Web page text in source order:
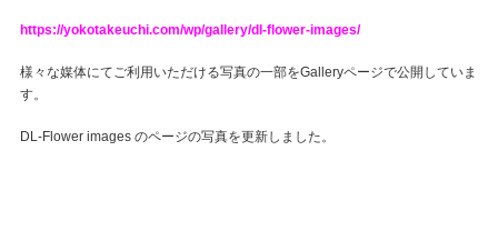
ABOUT
FLICKR
CONTACT
ONLINE STORE
https://yokotakeuchi.com/wp/gallery/dl-flower-images/
様々な媒体にてご利用いただける写真の一部をGalleryページで公開していま
す。
DL-Flower images のページの写真を更新しました。